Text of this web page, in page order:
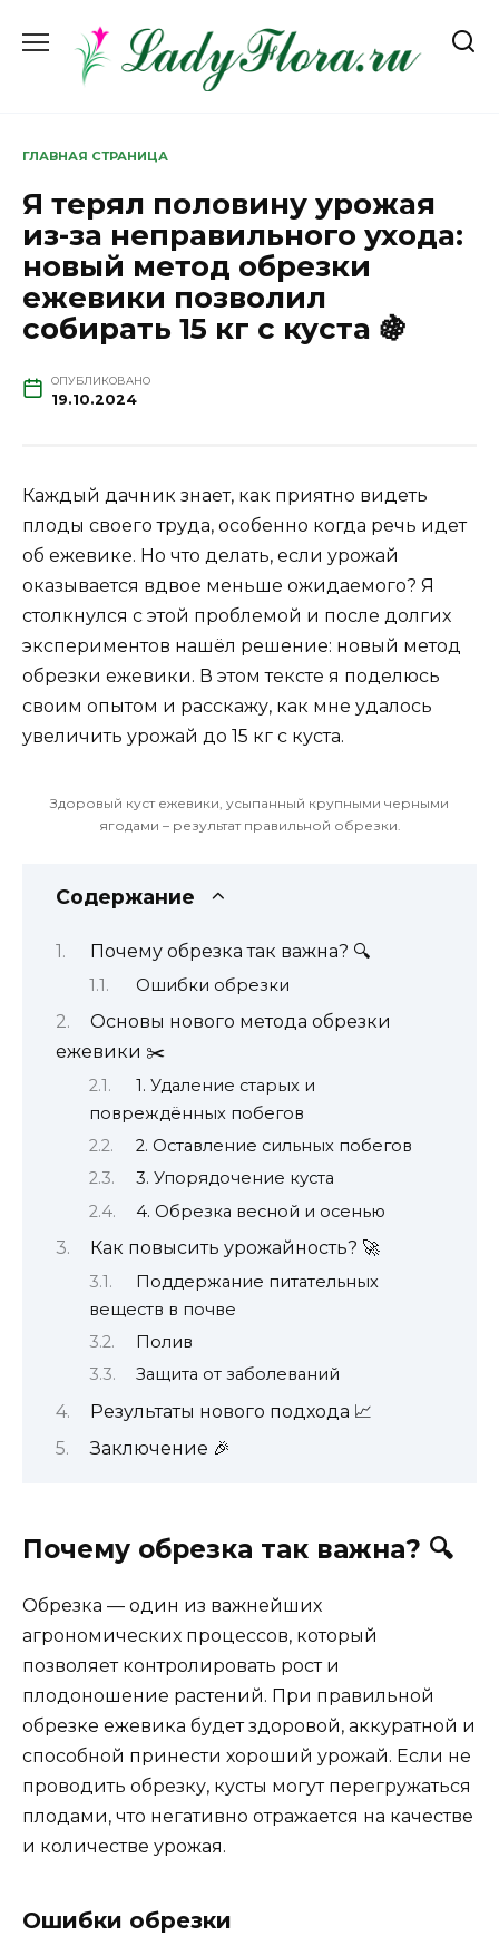
содержанию
ГЛАВНАЯ СТРАНИЦА
Я терял половину урожая
из-за неправильного ухода:
новый метод обрезки
ежевики позволил
собирать 15 кг с куста 🍇
ОПУБЛИКОВАНО
19.10.2024
Каждый дачник знает, как приятно видеть
плоды своего труда, особенно когда речь идет
об ежевике. Но что делать, если урожай
оказывается вдвое меньше ожидаемого? Я
столкнулся с этой проблемой и после долгих
экспериментов нашёл решение: новый метод
обрезки ежевики. В этом тексте я поделюсь
своим опытом и расскажу, как мне удалось
увеличить урожай до 15 кг с куста.
Здоровый куст ежевики, усыпанный крупными черными
ягодами – результат правильной обрезки.
Содержание
Почему обрезка так важна? 🔍
Ошибки обрезки
Основы нового метода обрезки
ежевики ✂️
1. Удаление старых и
повреждённых побегов
2. Оставление сильных побегов
3. Упорядочение куста
4. Обрезка весной и осенью
Как повысить урожайность? 🚀
Поддержание питательных
веществ в почве
Полив
Защита от заболеваний
Результаты нового подхода 📈
Заключение 🎉
Почему обрезка так важна? 🔍
Обрезка — один из важнейших
агрономических процессов, который
позволяет контролировать рост и
плодоношение растений. При правильной
обрезке ежевика будет здоровой, аккуратной и
способной принести хороший урожай. Если не
проводить обрезку, кусты могут перегружаться
плодами, что негативно отражается на качестве
и количестве урожая.
Ошибки обрезки